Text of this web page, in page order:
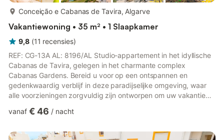
Conceição e Cabanas de Tavira, Algarve
Vakantiewoning • 35 m² • 1 Slaapkamer
9,8 (11 recensies)
REF: CG-13A AL: 8196/AL Studio-appartement in het idyllische
Cabanas de Tavira, gelegen in het charmante complex
Cabanas Gardens. Bereid u voor op een ontspannen en
gedenkwaardig verblijf in deze paradijselijke omgeving, waar
alle voorzieningen zorgvuldig zijn ontworpen om uw vakantie
vrienden of alleenreizenden die op zoek zijn naar rust en
goed verlichte ruimte, die vanaf het eerste moment een
vanaf € 46 / nacht